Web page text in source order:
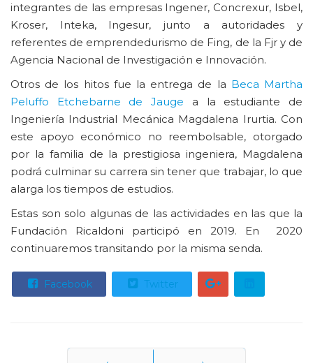
integrantes de las empresas Ingener, Concrexur, Isbel,
Kroser, Inteka, Ingesur, junto a autoridades y
referentes de emprendedurismo de Fing, de la Fjr y de
Agencia Nacional de Investigación e Innovación.
Otros de los hitos fue la entrega de la Beca Martha
Peluffo Etchebarne de Jauge a la estudiante de
Ingeniería Industrial Mecánica Magdalena Irurtia. Con
este apoyo económico no reembolsable, otorgado
por la familia de la prestigiosa ingeniera, Magdalena
podrá culminar su carrera sin tener que trabajar, lo que
alarga los tiempos de estudios.
Estas son solo algunas de las actividades en las que la
Fundación Ricaldoni participó en 2019. En 2020
continuaremos transitando por la misma senda.
Facebook Twitter